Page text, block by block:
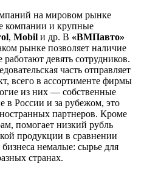
на мировом рынке
компании и крупные
, Mobil и др. В «ВМПавто»
рынке позволяет наличие
девять сотрудников.
часть отправляет
всего в ассортименте фирмы
из них — собственные
в России и за рубежом, это
партнеров. Кроме
помогает низкий рубль
продукции в сравнении
немалые: сырье для
странах.